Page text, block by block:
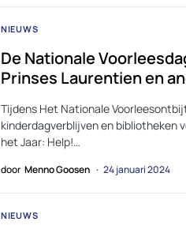
NIEUWS
De Nationale
Prinses Laurentien en
Tijdens Het Nationale
kinderdagverblijven en bibliotheken
het Jaar: Help!…
door Menno Goosen 24 januari 2024
NIEUWS